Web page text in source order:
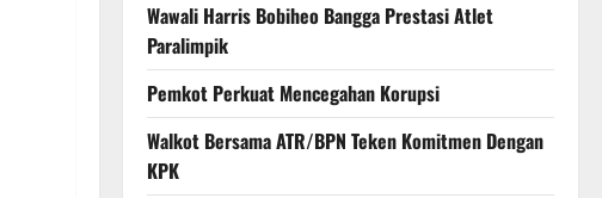
Wawali Harris Bobiheo Bangga Prestasi Atlet
Paralimpik
Pemkot Perkuat Mencegahan Korupsi
Walkot Bersama ATR/BPN Teken Komitmen Dengan
KPK